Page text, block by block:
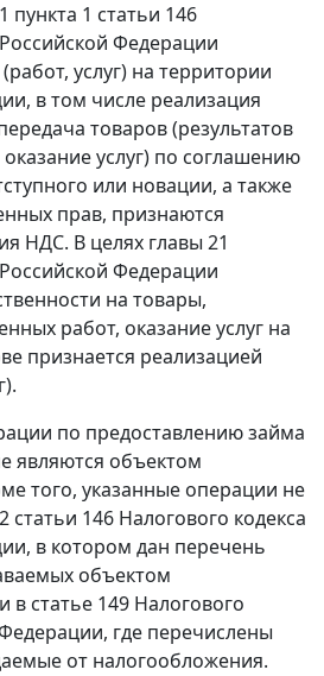
пункта 1 статьи 146
Федерации
услуг) на территории
в том числе реализация
товаров (результатов
услуг) по соглашению
или новации, а также
прав, признаются
НДС. В целях главы 21
Федерации
на товары,
работ, оказание услуг на
признается реализацией
по предоставлению займа
являются объектом
того, указанные операции не
статьи 146 Налогового кодекса
в котором дан перечень
объектом
в статье 149 Налогового
где перечислены
от налогообложения.